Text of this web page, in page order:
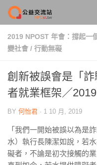
Skip to content
2019 NPOST 年會：撐起一
變社會 / 行動無礙
創新被誤會是「
者就業框架／
BY 何怡君 · 1 10 月, 2019
「我們一開始被誤以為是詐
水）執行長陳潔如說，若
礙者，不論是初次接觸的